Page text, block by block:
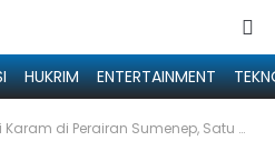
HUKRIM ENTERTAINMENT
Perairan Sumenep, Satu Orang Meninggal